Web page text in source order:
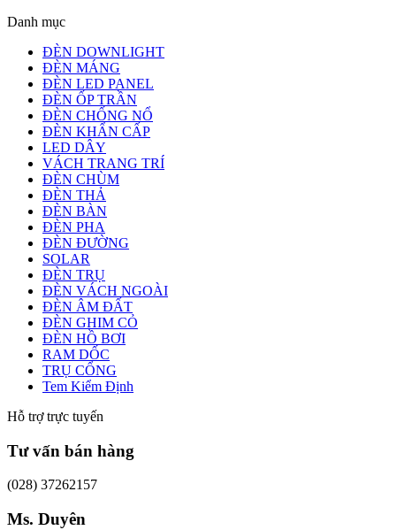
Danh mục
ĐÈN DOWNLIGHT
ĐÈN MÁNG
ĐÈN LED PANEL
ĐÈN ỐP TRẦN
ĐÈN CHỐNG NỔ
ĐÈN KHẨN CẤP
LED DÂY
VÁCH TRANG TRÍ
ĐÈN CHÙM
ĐÈN THẢ
ĐÈN BÀN
ĐÈN PHA
ĐÈN ĐƯỜNG
SOLAR
ĐÈN TRỤ
ĐÈN VÁCH NGOÀI
ĐÈN ÂM ĐẤT
ĐÈN GHIM CỎ
ĐÈN HỒ BƠI
RAM DỐC
TRỤ CỔNG
Tem Kiểm Định
Hỗ trợ trực tuyến
Tư vấn bán hàng
(028) 37262157
Ms. Duyên